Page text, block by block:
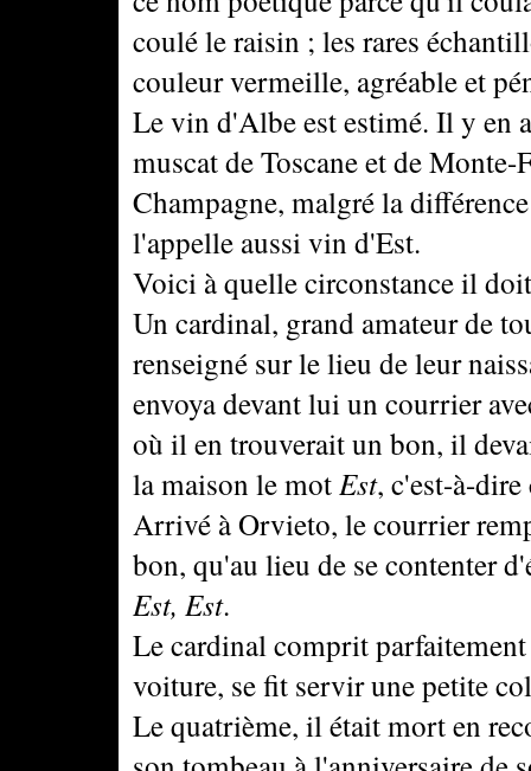
coulé le raisin ; les rares
couleur vermeille, agréable et
Le vin d'Albe est estimé. Il y en
muscat de Toscane et de
Champagne, malgré la
l'appelle aussi vin d'Est.
Voici à quelle circonstance il
Un cardinal, grand amateur de
renseigné sur le lieu de leur
envoya devant lui un courrier
où il en trouverait un bon, il
la maison le motEst, c'est-à-
Arrivé à Orvieto, le courrier
bon, qu'au lieu de se contenter
Est, Est.
Le cardinal comprit
voiture, se fit servir une petite
Le quatrième, il était mort en